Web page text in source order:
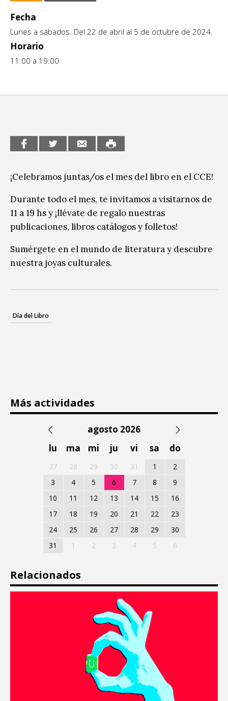
CCE en el interior/libros
Espacio itinerante de lectura infantil
Exposiciones
Formación
Género y Diversidad
Medio Ambiente
Música
Sin categoría
Fecha
Lunes a sábados. Del 22 de abril al 5 de octubre de 2024.
Horario
11:00 a 19:00
¡Celebramos juntas/os el mes del libro en el CCE!
Durante todo el mes, te invitamos a visitarnos de
11 a 19 hs y ¡llévate de regalo nuestras
publicaciones, libros catálogos y folletos!
Sumérgete en el mundo de literatura y descubre
nuestra joyas culturales.
Día del Libro
Más actividades
agosto 2026
lu
ma mi ju vi sa do
27 28 29 30 31 1
2
3
4 5 6 7 8
9
10
11 12 13 14 15
16
17
18 19 20 21 22
23
24
25 26 27 28 29
30
31
1 2 3 4 5 6
Relacionados